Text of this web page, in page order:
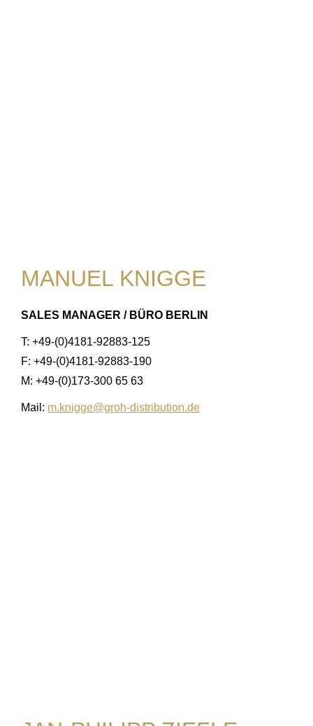
MANUEL KNIGGE
SALES MANAGER / BÜRO BERLIN
T: +49-(0)4181-92883-125
F: +49-(0)4181-92883-190
M: +49-(0)173-300 65 63
Mail: m.knigge@groh-distribution.de